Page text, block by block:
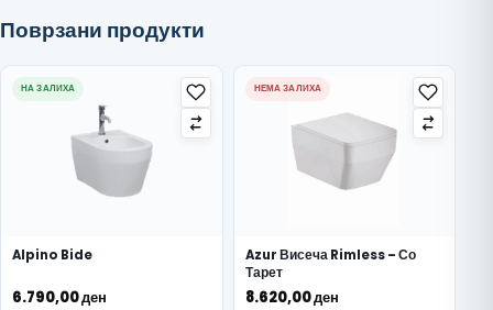
Поврзани продукти
НА ЗАЛИХА
Alpino Bide
6.790,00ден
НЕМА ЗАЛИХА
Azur Висеча Rimless – Со
Тарет
8.620,00ден